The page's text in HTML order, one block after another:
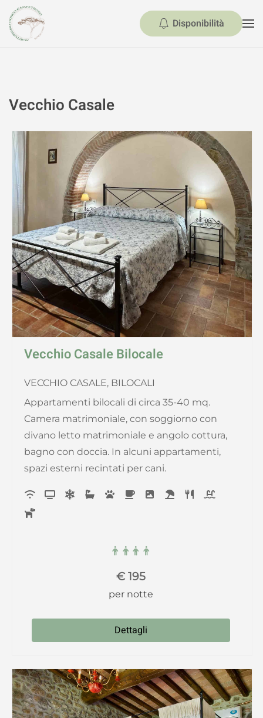
Skip to main content
Disponibilità
Vecchio Casale
Vecchio Casale Bilocale
VECCHIO CASALE, BILOCALI
Appartamenti bilocali di circa 35-40 mq.
Camera matrimoniale, con soggiorno con
divano letto matrimoniale e angolo cottura,
bagno con doccia. In alcuni appartamenti,
spazi esterni recintati per cani.
€ 195
per notte
Dettagli